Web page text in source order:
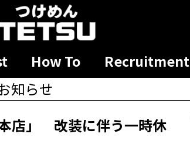
How To Recruitment
知らせ
店」 改装に伴う一時休